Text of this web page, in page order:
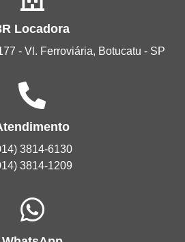
Locadora
- Vl. Ferroviária, Botucatu - SP
3814-6130
3814-1209